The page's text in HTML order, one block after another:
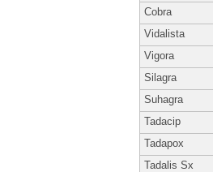
Cobra
Vidalista
Vigora
Silagra
Suhagra
Tadacip
Tadapox
Tadalis Sx